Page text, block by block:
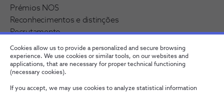
Cookies allow us to provide a personalized and secure browsing
experience. We use cookies or similar tools, on our websites and
applications, that are necessary for proper technical functioning
(necessary cookies).
If you accept, we may use cookies to analyze statistical information
Prémios NOS
Reconhecimentos e distinções
Recrutamento